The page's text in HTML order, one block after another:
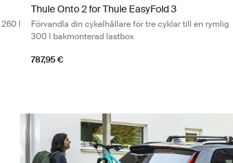
l
Thule Onto 2 for Thule EasyFold 3
Förvandla din cykelhållare för tre cyklar till en rymlig
300 l bakmonterad lastbox
787,95 €
black
(selected)